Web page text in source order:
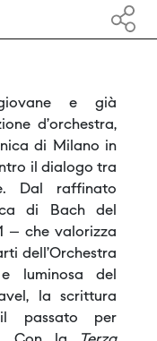
e già
d’orchestra,
di Milano in
il dialogo tra
Dal raffinato
di Bach del
– che valorizza
dell’Orchestra
luminosa del
la scrittura
passato per